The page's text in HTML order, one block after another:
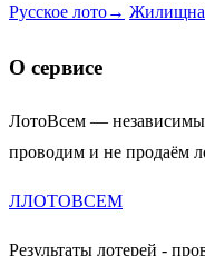
Русское лото→
О сервисе
ЛотоВсем —
проводим и не продаём
ЛЛОТОВСЕМ
Результаты лотерей -